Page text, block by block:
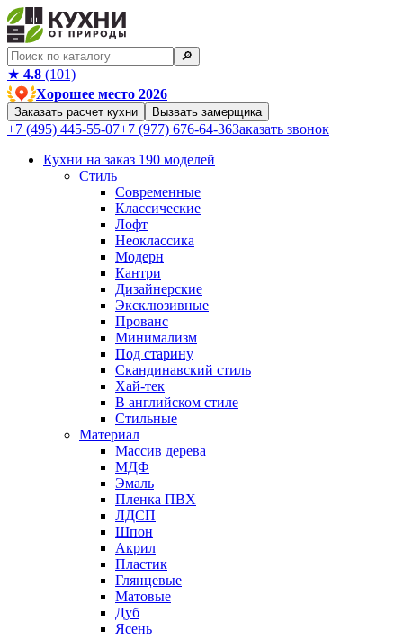
🔎︎
★ 4.8 (101)
Хорошее место 2026
Заказать расчет кухни Вызвать замерщика
+7 (495) 445-55-07+7 (977) 676-64-36Заказать звонок
Кухни на заказ 190 моделей
Стиль
Современные
Классические
Лофт
Неоклассика
Модерн
Кантри
Дизайнерские
Эксклюзивные
Прованс
Минимализм
Под старину
Скандинавский стиль
Хай-тек
В английском стиле
Стильные
Материал
Массив дерева
МДФ
Эмаль
Пленка ПВХ
ЛДСП
Шпон
Акрил
Пластик
Глянцевые
Матовые
Дуб
Ясень